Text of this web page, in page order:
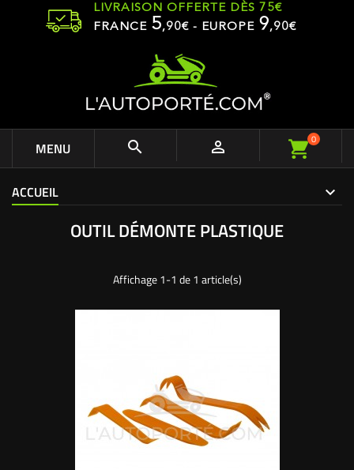
LIVRAISON OFFERTE DÈS 75€
FRANCE 5,90€ - EUROPE 9,90€
MENU   0
ACCUEIL
OUTIL DÉMONTE PLASTIQUE
Affichage 1-1 de 1 article(s)